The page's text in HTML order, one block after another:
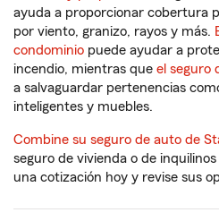
ayuda a proporcionar cobertura
por viento, granizo, rayos y más.
condominio puede ayudar a
incendio, mientras que el seguro
a salvaguardar pertenencias
inteligentes y muebles.
Combine su seguro de auto de
seguro de vivienda o de
una cotización hoy y revise sus